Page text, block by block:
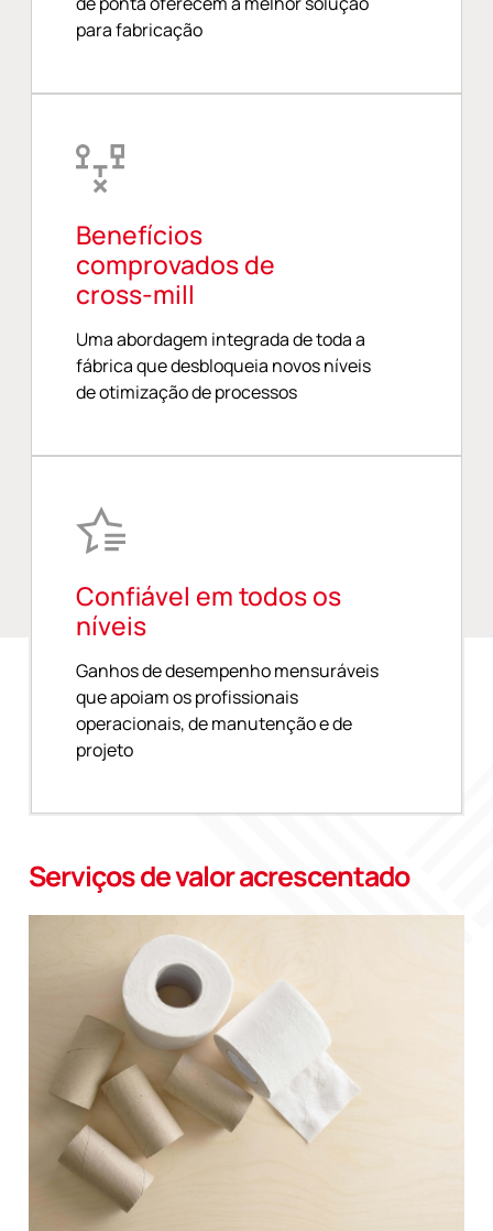
para fabricação
Benefícios
comprovados de
cross-mill
Uma abordagem integrada de toda a
fábrica que desbloqueia novos níveis
de otimização de processos
Confiável em todos os
níveis
Ganhos de desempenho mensuráveis
que apoiam os profissionais
operacionais, de manutenção e de
projeto
Serviços de valor acrescentado